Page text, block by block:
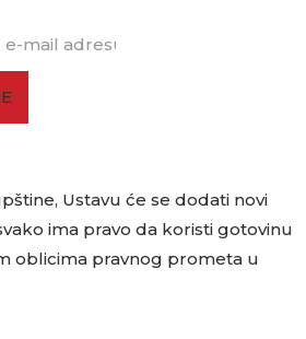
Ustavu će se dodati novi
ima pravo da koristi gotovinu
oblicima pravnog prometa u